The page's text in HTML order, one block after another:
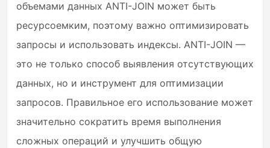
объемами данных ANTI-JOIN может быть
ресурсоемким, поэтому важно оптимизировать
запросы и использовать индексы. ANTI-JOIN —
это не только способ выявления отсутствующих
данных, но и инструмент для оптимизации
запросов. Правильное его использование может
значительно сократить время выполнения
сложных операций и улучшить общую